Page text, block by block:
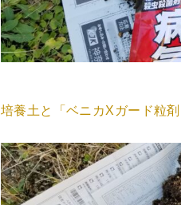
培養土と「ベニカXガード粒剤